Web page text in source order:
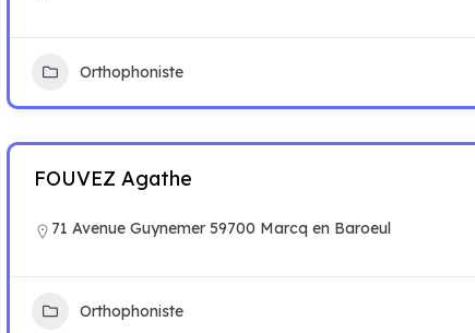
Orthophoniste
FOUVEZ Agathe
71 Avenue Guynemer 59700 Marcq en Baroeul
Orthophoniste